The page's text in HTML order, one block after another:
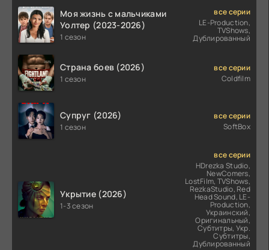
Моя жизнь с мальчиками
Уолтер (2023-2026)
1 сезон
все серии
LE-Production,
TVShows,
Дублированный
Страна боев (2026)
1 сезон
все серии
Coldfilm
Супруг (2026)
1 сезон
все серии
SoftBox
Укрытие (2026)
1-3 сезон
все серии
HDrezka Studio,
NewComers,
LostFilm, TVShows,
RezkaStudio, Red
Head Sound, LE-
Production,
Украинский,
Оригинальный,
Субтитры, Укр.
Субтитры,
Дублированный